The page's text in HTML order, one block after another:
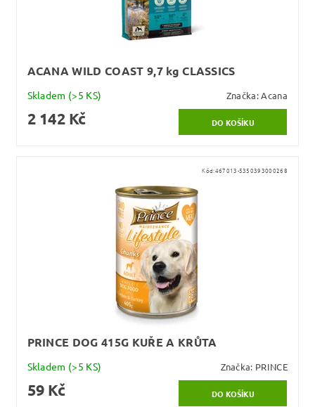
ACANA WILD COAST 9,7 kg CLASSICS
Skladem (>5 KS) Značka:Acana
2 142 Kč
Kód:467013-5350393000268
PRINCE DOG 415G KUŘE A KRŮTA
Skladem (>5 KS) Značka: PRINCE
59 Kč